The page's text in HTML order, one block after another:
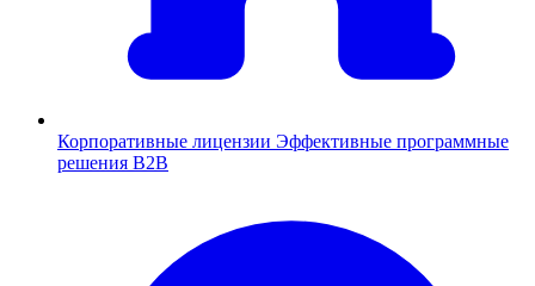
Корпоративные лицензии Эффективные программные
решения B2B